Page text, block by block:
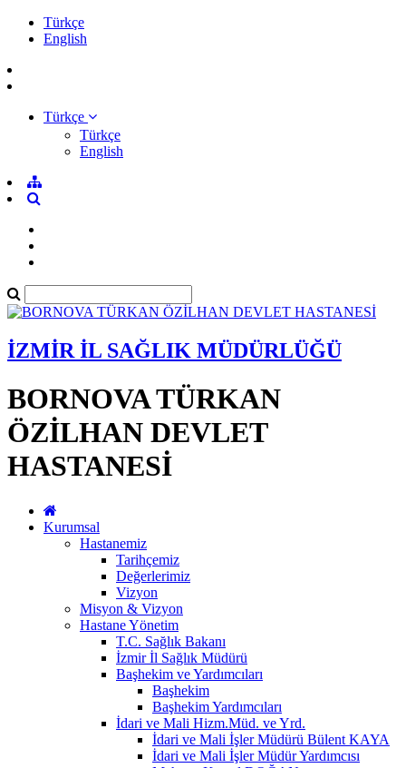
Türkçe
English
Türkçe
Türkçe
English
İZMİR İL SAĞLIK MÜDÜRLÜĞÜ
BORNOVA TÜRKAN
ÖZİLHAN DEVLET
HASTANESİ
Kurumsal
Hastanemiz
Tarihçemiz
Değerlerimiz
Vizyon
Misyon & Vizyon
Hastane Yönetim
T.C. Sağlık Bakanı
İzmir İl Sağlık Müdürü
Başhekim ve Yardımcıları
Başhekim
Başhekim Yardımcıları
İdari ve Mali Hizm.Müd. ve Yrd.
İdari ve Mali İşler Müdürü Bülent KAYA
İdari ve Mali İşler Müdür Yardımcısı